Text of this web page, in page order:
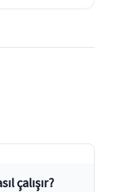
çalışır?